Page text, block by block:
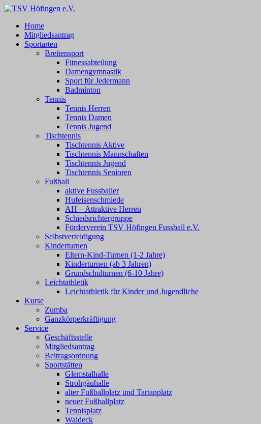
Zum
springen
TSV Höfingen e.V.
TSV Höfingen e.V.
Home
Mitgliedsantrag
Sportarten
Breitensport
Fitnessabteilung
Damengymnastik
Sport für Jedermann
Badminton
Tennis
Tennis Herren
Tennis Damen
Tennis Jugend
Tischtennis
Tischtennis Aktive
Tischtennis Mannschaften
Tischtennis Jugend
Tischtennis Senioren
Fußball
aktive Fussballer
Hufeisenschmiede
AH – Attraktive Herren
Schiedsrichtergruppe
Förderverein TSV Höfingen Fussball e.V.
Selbstverteidigung
Kinderturnen
Eltern-Kind-Turnen (1-2 Jahre)
Kinderturnen (ab 3 Jahren)
Grundschulturnen (6-10 Jahre)
Leichtathletik
Leichtathletik für Kinder und Jugendliche
Kurse
Zumba
Ganzkörperkräftigung
Service
Geschäftsstelle
Mitgliedsantrag
Beitragsordnung
Sportstätten
Glemstalhalle
Strohgäuhalle
alter Fußballplatz und Tartanplatz
neuer Fußballplatz
Tennisplatz
Waldeck